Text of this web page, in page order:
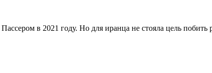
в 2021 году. Но для иранца не стояла цель